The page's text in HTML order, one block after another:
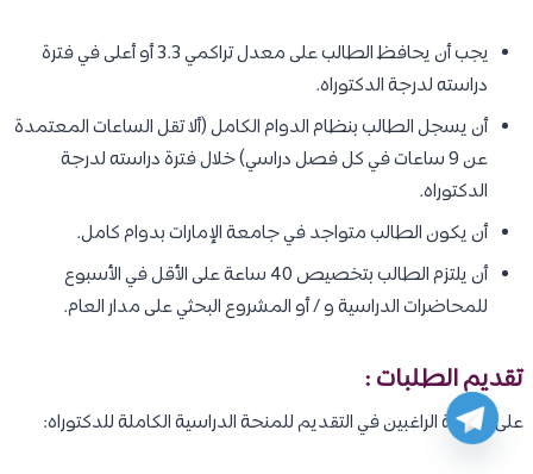
يجب أن يحافظ الطالب على معدل تراكمي 3.3 أو أعلى في فترة
دراسته لدرجة الدكتوراه.
أن يسجل الطالب بنظام الدوام الكامل (ألا تقل الساعات المعتمدة
عن 9 ساعات في كل فصل دراسي) خلال فترة دراسته لدرجة
الدكتوراه.
أن يكون الطالب متواجد في جامعة الإمارات بدوام كامل.
أن يلتزم الطالب بتخصيص 40 ﺳﺎﻋﺔ على الأقل ﻓﻲ اﻷﺳﺒﻮع
للمحاضرات الدراسية و / أو اﻟﻤﺸﺮوع البحثي على مدار العام.
تقديم الطلبات :
على الطلبة الراغبين في التقديم للمنحة الدراسية الكاملة للدكتوراه: